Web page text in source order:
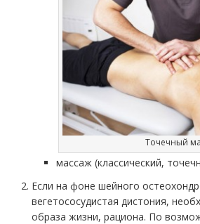
Точечный
массаж (классический,
Если на фоне шейного
вегетососудистая дистония,
образа жизни, рациона. По